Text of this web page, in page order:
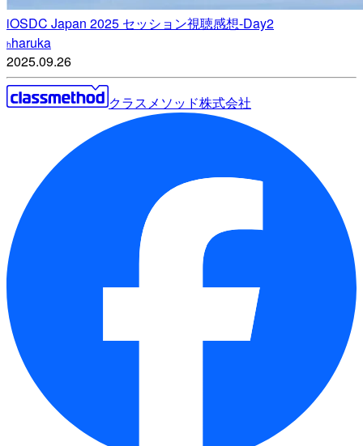
iOSDC Japan 2025 セッション視聴感想-Day2
hharuka
2025.09.26
クラスメソッド株式会社